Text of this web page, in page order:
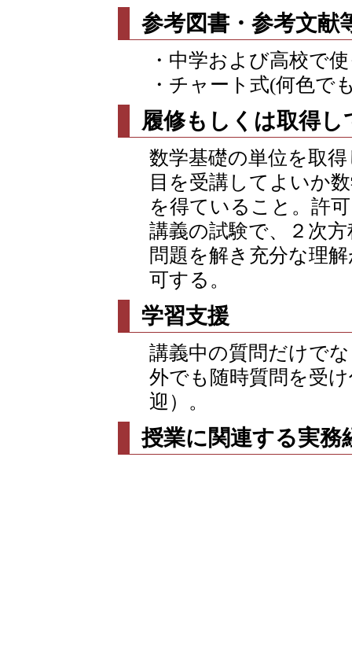
参考図書・参考文献
・中学および高校で
・チャート式(何色で
履修もしくは取得
数学基礎の単位を取
目を受講してよいか
を得ていること。許
講義の試験で、２次
問題を解き充分な理
可する。
学習支援
講義中の質問だけで
外でも随時質問を受
迎）。
授業に関連する実務